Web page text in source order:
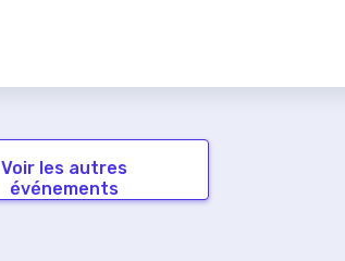
Voir les autres
événements